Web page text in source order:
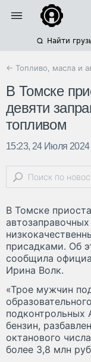
Найти
← Топливо, масла и
В Томске
девяти
топливом
15:23, 24 Июля 2024
В Томске
присадками. Об
сообщила
Ирина Волк.
«Трое мужчин
подконтрольных
бензин,
октанового
более 3,8 млн